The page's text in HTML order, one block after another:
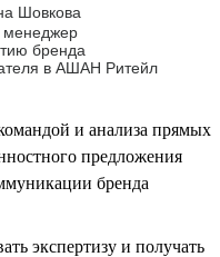
Шовкова
менеджер
бренда
в АШАН Ритейл
и анализа прямых
предложения
бренда
экспертизу и получать